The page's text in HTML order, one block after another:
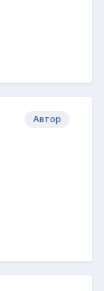
Автор